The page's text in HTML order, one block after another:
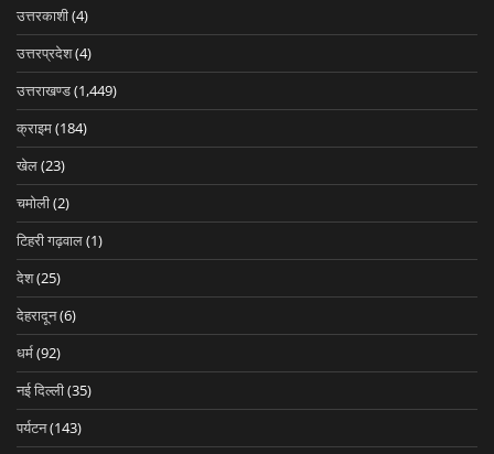
उत्तरकाशी(4)
उत्तरप्रदेश(4)
उत्तराखण्ड(1,449)
क्राइम(184)
खेल(23)
चमोली(2)
टिहरी गढ़वाल(1)
देश(25)
देहरादून(6)
धर्म(92)
नई दिल्ली(35)
पर्यटन(143)